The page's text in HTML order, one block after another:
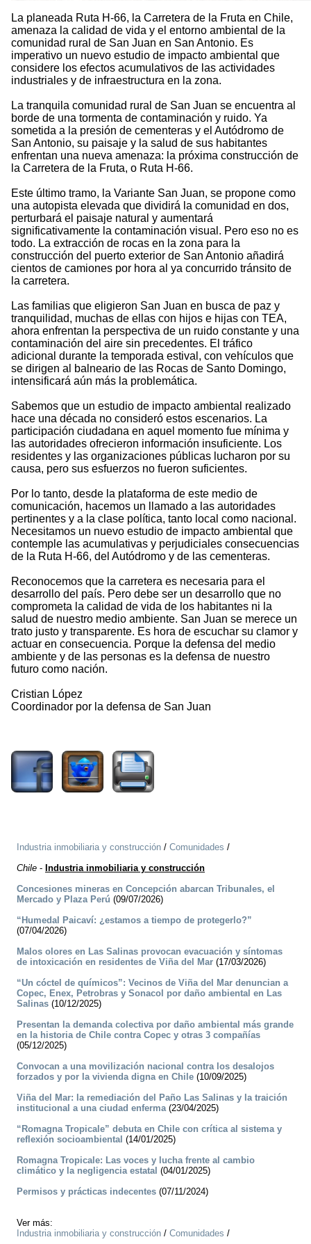
La planeada Ruta H-66, la Carretera de la Fruta en Chile,
amenaza la calidad de vida y el entorno ambiental de la
comunidad rural de San Juan en San Antonio. Es
imperativo un nuevo estudio de impacto ambiental que
considere los efectos acumulativos de las actividades
industriales y de infraestructura en la zona.
La tranquila comunidad rural de San Juan se encuentra al
borde de una tormenta de contaminación y ruido. Ya
sometida a la presión de cementeras y el Autódromo de
San Antonio, su paisaje y la salud de sus habitantes
enfrentan una nueva amenaza: la próxima construcción de
la Carretera de la Fruta, o Ruta H-66.
Este último tramo, la Variante San Juan, se propone como
una autopista elevada que dividirá la comunidad en dos,
perturbará el paisaje natural y aumentará
significativamente la contaminación visual. Pero eso no es
todo. La extracción de rocas en la zona para la
construcción del puerto exterior de San Antonio añadirá
cientos de camiones por hora al ya concurrido tránsito de
la carretera.
Las familias que eligieron San Juan en busca de paz y
tranquilidad, muchas de ellas con hijos e hijas con TEA,
ahora enfrentan la perspectiva de un ruido constante y una
contaminación del aire sin precedentes. El tráfico
adicional durante la temporada estival, con vehículos que
se dirigen al balneario de las Rocas de Santo Domingo,
intensificará aún más la problemática.
Sabemos que un estudio de impacto ambiental realizado
hace una década no consideró estos escenarios. La
participación ciudadana en aquel momento fue mínima y
las autoridades ofrecieron información insuficiente. Los
residentes y las organizaciones públicas lucharon por su
causa, pero sus esfuerzos no fueron suficientes.
Por lo tanto, desde la plataforma de este medio de
comunicación, hacemos un llamado a las autoridades
pertinentes y a la clase política, tanto local como nacional.
Necesitamos un nuevo estudio de impacto ambiental que
contemple las acumulativas y perjudiciales consecuencias
de la Ruta H-66, del Autódromo y de las cementeras.
Reconocemos que la carretera es necesaria para el
desarrollo del país. Pero debe ser un desarrollo que no
comprometa la calidad de vida de los habitantes ni la
salud de nuestro medio ambiente. San Juan se merece un
trato justo y transparente. Es hora de escuchar su clamor y
actuar en consecuencia. Porque la defensa del medio
ambiente y de las personas es la defensa de nuestro
futuro como nación.
Cristian López
Coordinador por la defensa de San Juan
Industria inmobiliaria y construcción / Comunidades /
Chile - Industria inmobiliaria y construcción
Concesiones mineras en Concepción abarcan Tribunales, el
Mercado y Plaza Perú (09/07/2026)
“Humedal Paicaví: ¿estamos a tiempo de protegerlo?”
(07/04/2026)
Malos olores en Las Salinas provocan evacuación y síntomas
de intoxicación en residentes de Viña del Mar (17/03/2026)
“Un cóctel de químicos”: Vecinos de Viña del Mar denuncian a
Copec, Enex, Petrobras y Sonacol por daño ambiental en Las
Salinas (10/12/2025)
Presentan la demanda colectiva por daño ambiental más grande
en la historia de Chile contra Copec y otras 3 compañías
(05/12/2025)
Convocan a una movilización nacional contra los desalojos
forzados y por la vivienda digna en Chile (10/09/2025)
Viña del Mar: la remediación del Paño Las Salinas y la traición
institucional a una ciudad enferma(23/04/2025)
“Romagna Tropicale” debuta en Chile con crítica al sistema y
reflexión socioambiental (14/01/2025)
Romagna Tropicale: Las voces y lucha frente al cambio
climático y la negligencia estatal (04/01/2025)
Permisos y prácticas indecentes (07/11/2024)
Ver más:
Industria inmobiliaria y construcción / Comunidades /